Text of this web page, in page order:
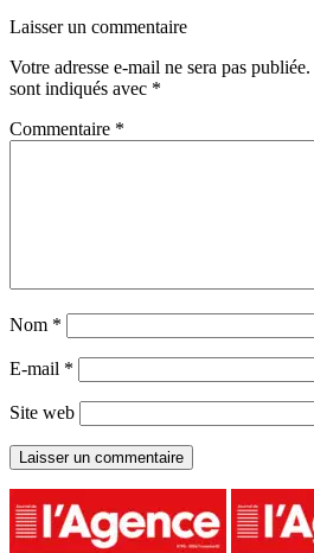
Laisser un commentaire
Votre adresse e-mail ne sera pas publiée.
sont indiqués avec *
Commentaire *
Nom *
E-mail *
Site web